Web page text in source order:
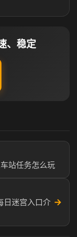
、稳定
站任务怎么玩
日迷宫入口介 →